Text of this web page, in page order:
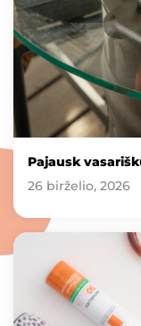
Pajausk
26 birželio, 2026